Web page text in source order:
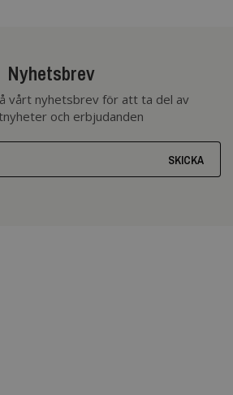
Nyhetsbrev
vårt nyhetsbrev för att ta del av
och erbjudanden
SKICKA